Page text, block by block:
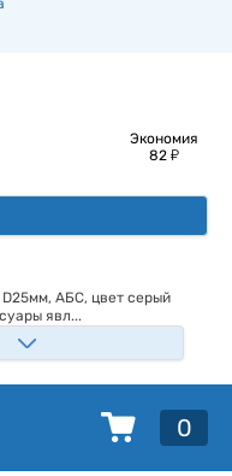
Экономия
82 у
АБС, цвет серый
явл...
0